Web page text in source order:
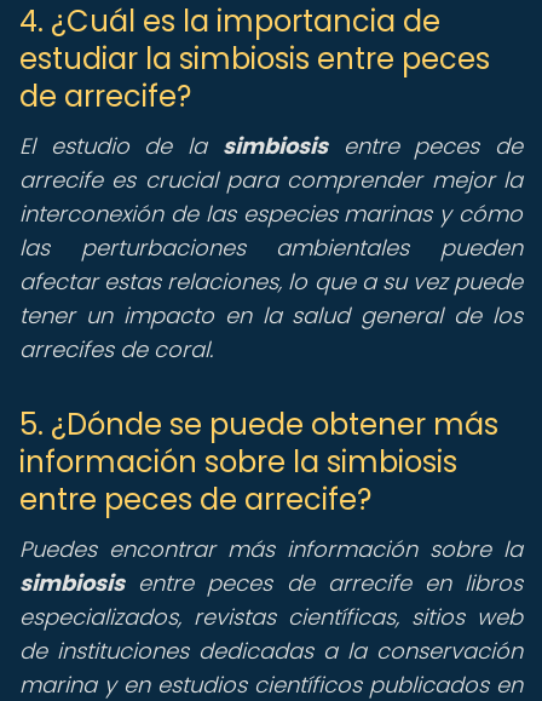
4. ¿Cuál es la importancia de
estudiar la simbiosis entre peces
de arrecife?
El estudio de la simbiosisentre peces de
arrecife es crucial para comprender mejor la
interconexión de las especies marinas y cómo
las perturbaciones ambientales pueden
afectar estas relaciones, lo que a su vez puede
tener un impacto en la salud general de los
arrecifes de coral.
5. ¿Dónde se puede obtener más
información sobre la simbiosis
entre peces de arrecife?
Puedes encontrar más información sobre la
simbiosisentre peces de arrecife en libros
especializados, revistas científicas, sitios web
de instituciones dedicadas a la conservación
marina y en estudios científicos publicados en